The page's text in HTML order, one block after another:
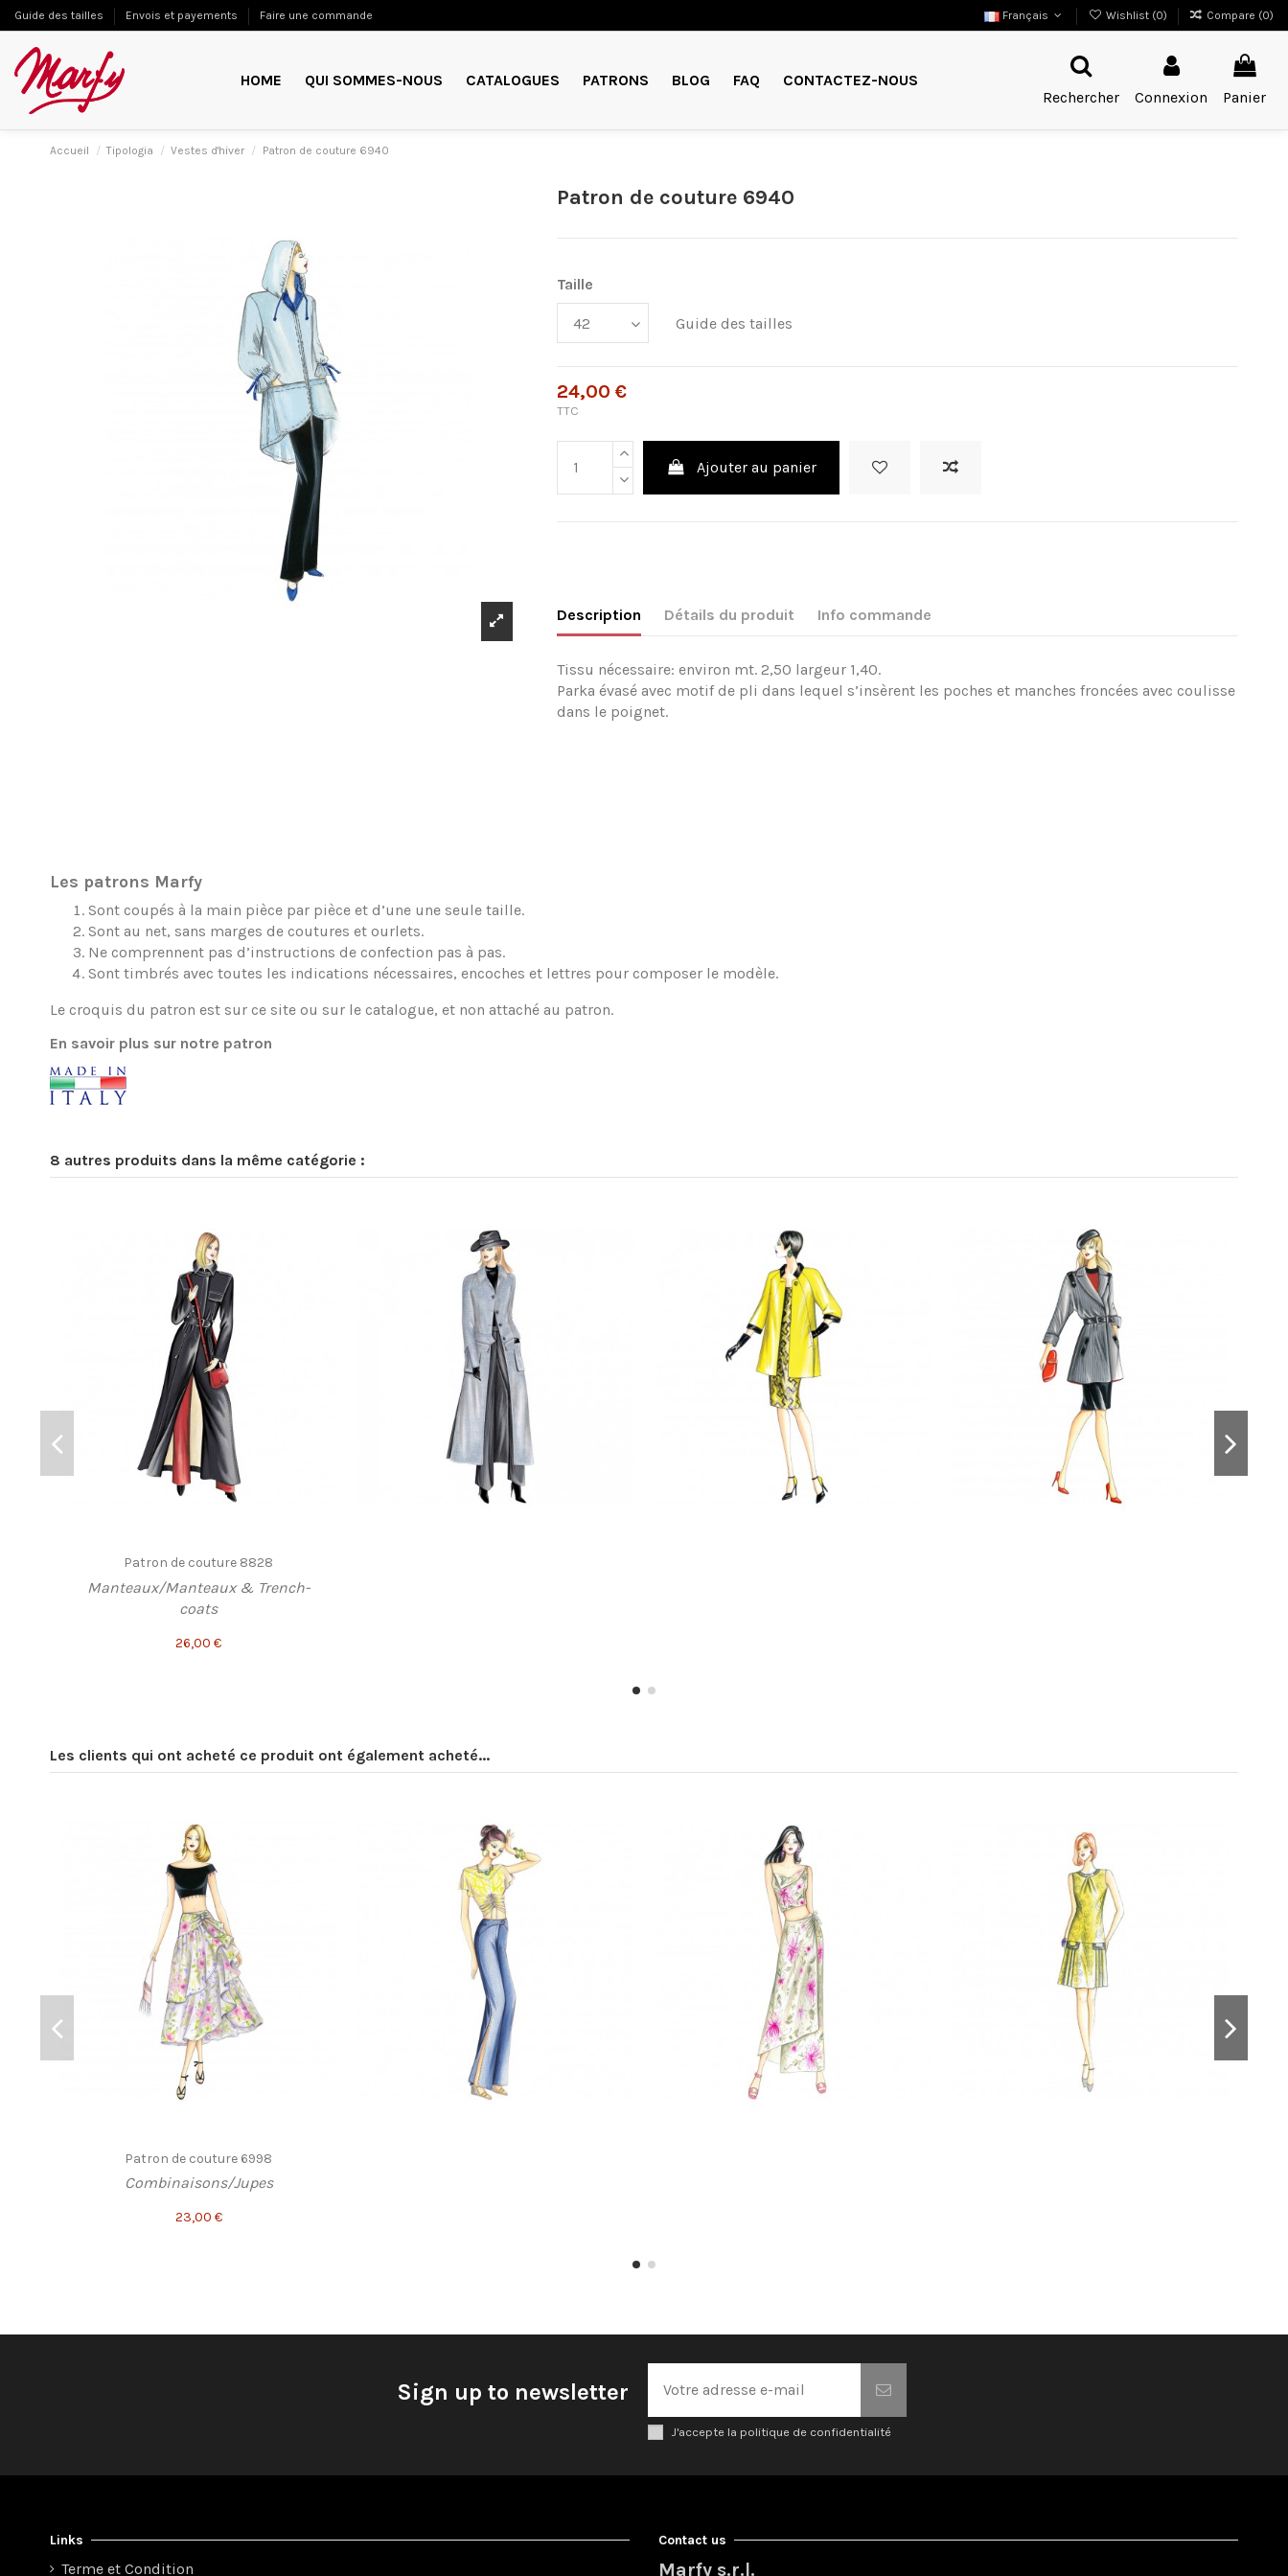
Guide des tailles Envois et payements Faire une commande Français Wishlist (0) Compare (0)
HOME QUI SOMMES-NOUS CATALOGUES PATRONS BLOG FAQ
CONTACTEZ-NOUS
Rechercher
Connexion Panier
Accueil Tipologia Vestes d'hiver Patron de couture 6940
Patron de couture 6940
Taille
Guide des tailles
24,00 €
TTC
Ajouter au panier
Description Détails du produit Info commande
Tissu nécessaire: environ mt. 2,50 largeur 1,40.
Parka évasé avec motif de pli dans lequel s’insèrent les poches et manches froncées avec coulisse
dans le poignet.
Les patrons Marfy
Sont coupés à la main pièce par pièce et d’une une seule taille.
Sont au net, sans marges de coutures et ourlets.
Ne comprennent pas d’instructions de confection pas à pas.
Sont timbrés avec toutes les indications nécessaires, encoches et lettres pour composer le modèle.
Le croquis du patron est sur ce site ou sur le catalogue, et non attaché au patron.
En savoir plus sur notre patron
8 autres produits dans la même catégorie :
Patron de couture 8828
Manteaux/Manteaux & Trench-
coats
26,00 €
Les clients qui ont acheté ce produit ont également acheté...
Patron de couture 6998
Combinaisons/Jupes
23,00 €
Sign up to newsletter
J'accepte la politique de confidentialité
Links
Terme et Condition
Contact us
Marfy s.r.l.